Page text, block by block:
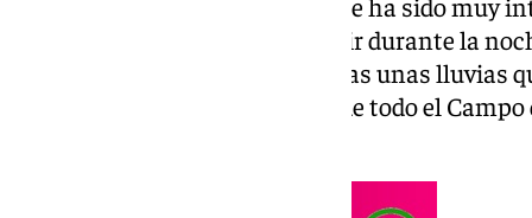
Guadarranque, que llegó a recibir durante la
metros cúbicos por segundo» tras unas lluvias
agua «equivalente al consumo de todo el